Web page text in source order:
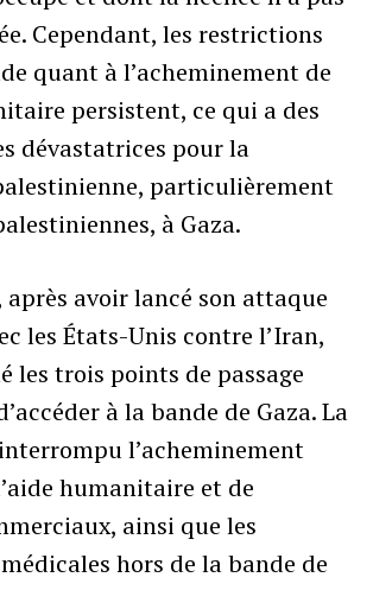
Cependant, les restrictions
quant à l’acheminement de
persistent, ce qui a des
dévastatrices pour la
particulièrement
à Gaza.
après avoir lancé son attaque
les États-Unis contre l’Iran,
les trois points de passage
à la bande de Gaza. La
l’acheminement
humanitaire et de
ainsi que les
hors de la bande de